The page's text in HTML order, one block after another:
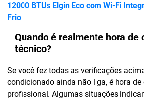
12000 BTUs Elgin Eco com Wi-Fi
Frio
Quando é realmente hora de
técnico?
Se você fez todas as verificações
condicionado ainda não liga, é hora
profissional. Algumas situações